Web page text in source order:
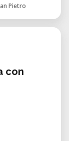
Pietro
con